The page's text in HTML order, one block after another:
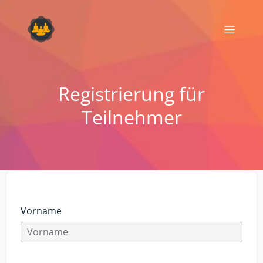
Registrierung für
Teilnehmer
Vorname